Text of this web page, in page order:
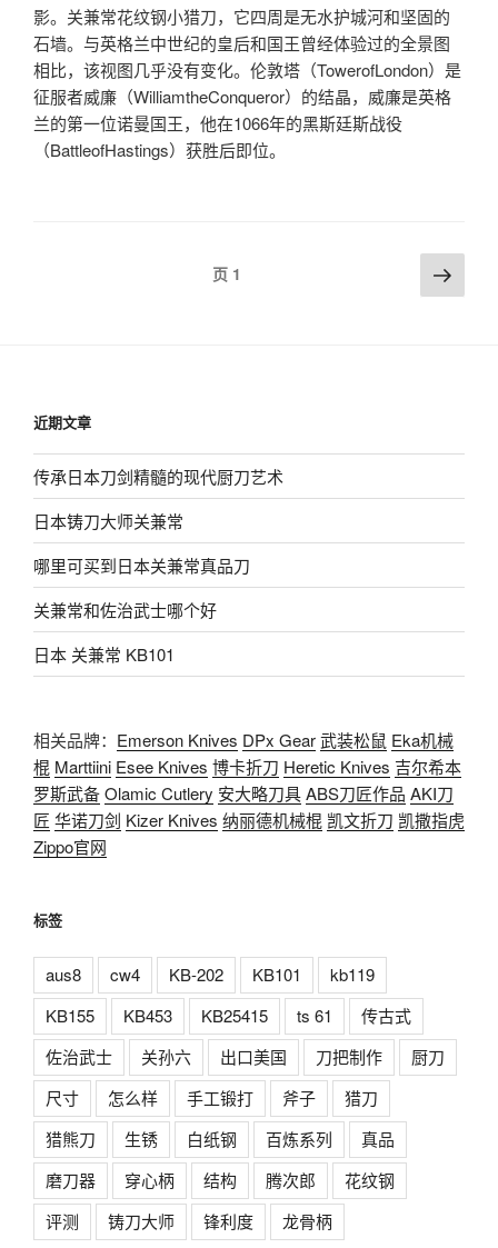
影。关兼常花纹钢小猎刀，它四周是无水护城河和坚固的
石墙。与英格兰中世纪的皇后和国王曾经体验过的全景图
相比，该视图几乎没有变化。伦敦塔（TowerofLondon）是
征服者威廉（WilliamtheConqueror）的结晶，威廉是英格
兰的第一位诺曼国王，他在1066年的黑斯廷斯战役
（BattleofHastings）获胜后即位。
页 1 下
一
近期文章
传承日本刀剑精髓的现代厨刀艺术
日本铸刀大师关兼常
哪里可买到日本关兼常真品刀
关兼常和佐治武士哪个好
日本 关兼常 KB101
相关品牌： Emerson Knives DPx Gear武装松鼠 Eka机械
棍 Marttiini Esee Knives 博卡折刀 Heretic Knives 吉尔希本
罗斯武备Olamic Cutlery 安大略刀具ABS刀匠作品 AKI刀
匠 华诺刀剑 Kizer Knives 纳丽德机械棍 凯文折刀 凯撒指虎
Zippo官网
标签
aus8 cw4 KB-202 KB101
kb119
KB155
KB453 KB25415 ts 61
传古式
佐治武士
关孙六 出口美国 刀把制作
厨刀
尺寸
怎么样 手工锻打 斧子
猎刀
猎熊刀
生锈 白纸钢 百炼系列
真品
磨刀器
穿心柄 结构 腾次郎
花纹钢
评测
铸刀大师 锋利度 龙骨柄